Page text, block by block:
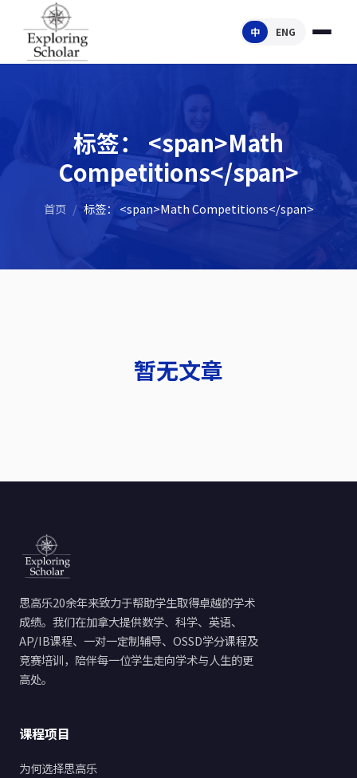
中 ENG
标签： <span>Math
Competitions</span>
首页 / 标签： <span>Math Competitions</span>
暂无文章
思高乐20余年来致力于帮助学生取得卓越的学术
成绩。我们在加拿大提供数学、科学、英语、
AP/IB课程、一对一定制辅导、OSSD学分课程及
竞赛培训，陪伴每一位学生走向学术与人生的更
高处。
课程项目
为何选择思高乐